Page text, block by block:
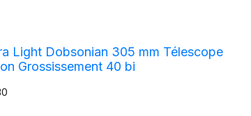
Light Dobsonian 305 mm Télescope
Grossissement 40 bi